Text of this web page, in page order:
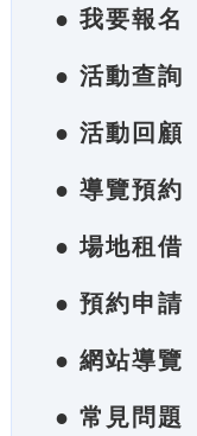
● 我要報名
● 活動查詢
● 活動回顧
● 導覽預約
● 場地租借
● 預約申請
● 網站導覽
● 常見問題